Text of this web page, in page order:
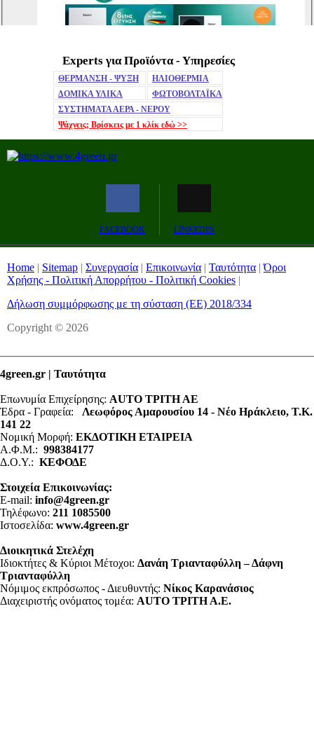
MuteExperts για Προϊόντα - Υπηρεσίες
ΘΕΡΜΑΝΣΗ - ΨΥΞΗ
ΗΛΙΟΘΕΡΜΙΑ
ΔΟΜΙΚΑ ΥΛΙΚΑ
ΦΩΤΟΒΟΛΤΑΪΚΑ
ΣΥΣΤΗΜΑΤΑ ΑΕΡΑ - ΝΕΡΟΥ
Ψάχνεις; Βρίσκεις με 1 κλίκ εδώ >>
FACEBOOK LINKEDIN
Home | Sitemap | Συνεργασία | Επικοινωνία | Ταυτότητα |Όροι
Χρήσης - Πολιτική Απορρήτου - Πολιτική Cookies |
Δήλωση συμμόρφωσης με τη σύσταση (ΕΕ) 2018/334
Copyright © 2026
4green.gr | Ταυτότητα
Επωνυμία Επιχείρησης: AUTO ΤΡΙΤΗ ΑΕ
Έδρα - Γραφεία: Λεωφόρος Αμαρουσίου 14 - Νέο Ηράκλειο, Τ.Κ.
141 22
Νομική Μορφή: ΕΚΔΟΤΙΚΗ ΕΤΑΙΡΕΙΑ
Α.Φ.Μ.: 998384177
Δ.Ο.Υ.: ΚΕΦΟΔΕ
Στοιχεία Επικοινωνίας:
E-mail: info@4green.gr
Τηλέφωνο: 211 1085500
Ιστοσελίδα: www.4green.gr
Διοικητικά Στελέχη
Ιδιοκτήτες & Κύριοι Μέτοχοι: Δανάη Τριανταφύλλη – Δάφνη
Τριανταφύλλη
Νόμιμος εκπρόσωπος - Διευθυντής: Νίκος Καρανάσιος
Διαχειριστής ονόματος τομέα: ΑUTO ΤΡΙΤΗ Α.Ε.